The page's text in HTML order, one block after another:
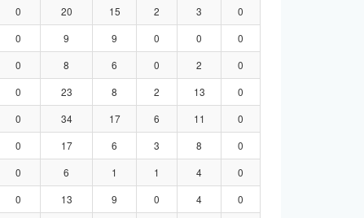
0 20 15 2 3
0
0 9 9 0 0
0
0 8 6 0 2
0
0 23 8 2 13
0
0 34 17 6 11
0
0 17 6 3 8
0
0 6 1 1 4
0
0 13 9 0 4
0